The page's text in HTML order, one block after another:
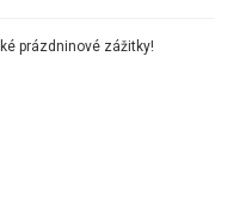
prázdninové zážitky!